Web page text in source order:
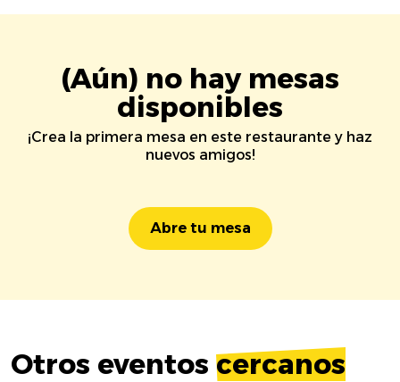
(Aún) no hay mesas
disponibles
¡Crea la primera mesa en este restaurante y haz
nuevos amigos!
Abre tu mesa
Otros eventos cercanos